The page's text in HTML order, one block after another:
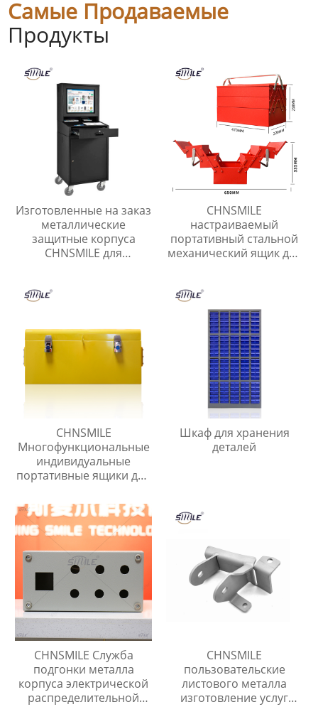
Самые Продаваемые
Продукты
Изготовленные на заказ
металлические
защитные корпуса
CHNSMILE для
CHNSMILE
настраиваемый
портативный стальной
механический ящик для
штабелируемый
трехслойный ящик для
инструментов
CHNSMILE
Многофункциональные
индивидуальные
портативные ящики для
для домашнего гаража.
Металлический ящик
для инструментов.
Шкаф для хранения
деталей
CHNSMILE Служба
подгонки металла
корпуса электрической
распределительной
CHNSMILE
пользовательские
листового металла
изготовление услуг